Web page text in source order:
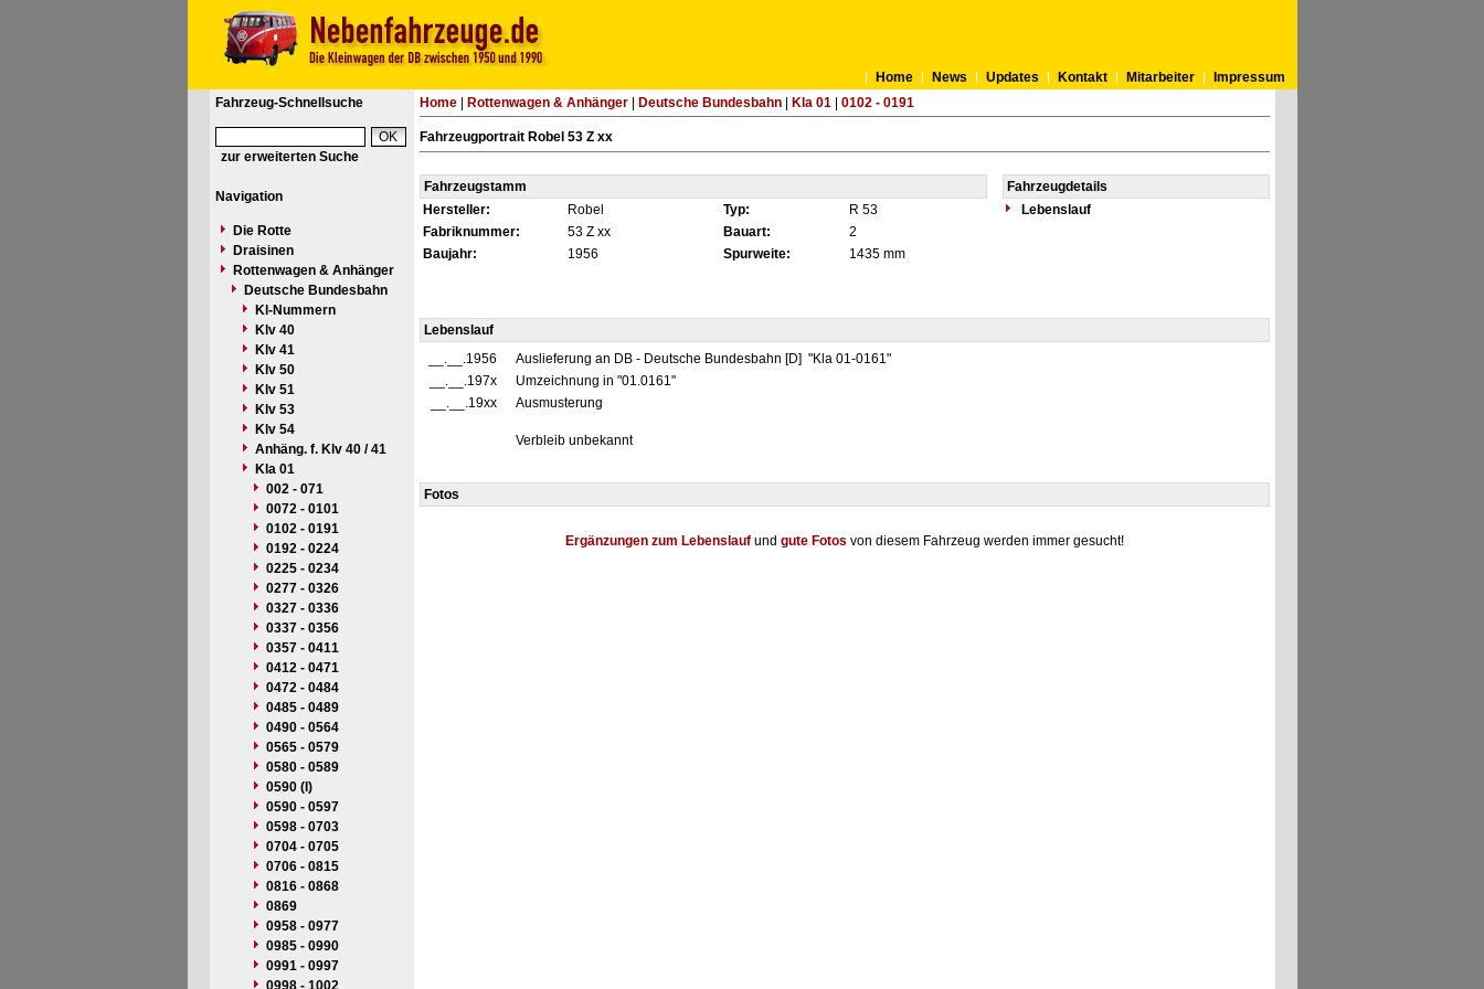
Home News Updates Kontakt Mitarbeiter
Impressum
Fahrzeug-Schnellsuche
zur erweiterten Suche
Navigation
Die Rotte
Draisinen
Rottenwagen & Anhänger
Deutsche Bundesbahn
Kl-Nummern
Klv 40
Klv 41
Klv 50
Klv 51
Klv 53
Klv 54
Anhäng. f. Klv 40 / 41
Kla 01
002 - 071
0072 - 0101
0102 - 0191
0192 - 0224
0225 - 0234
0277 - 0326
0327 - 0336
0337 - 0356
0357 - 0411
0412 - 0471
0472 - 0484
0485 - 0489
0490 - 0564
0565 - 0579
0580 - 0589
0590 (I)
0590 - 0597
0598 - 0703
0704 - 0705
0706 - 0815
0816 - 0868
0869
0958 - 0977
0985 - 0990
0991 - 0997
0998 - 1002
Home| Rottenwagen & Anhänger| Deutsche Bundesbahn| Kla 01| 0102 - 0191
Fahrzeugportrait Robel 53 Z xx
Fahrzeugstamm
Fahrzeugdetails
Hersteller:
Robel Typ: R 53
Lebenslauf
Fabriknummer:
53 Z xx Bauart:
2
Baujahr:
1956 Spurweite: 1435 mm
Lebenslauf
__.__.1956
Auslieferung an DB - Deutsche Bundesbahn [D] "Kla 01-0161"
__.__.197x
Umzeichnung in "01.0161"
__.__.19xx
Ausmusterung
Verbleib unbekannt
Fotos
Ergänzungen zum Lebenslaufund gute Fotos von diesem Fahrzeug werden immer gesucht!